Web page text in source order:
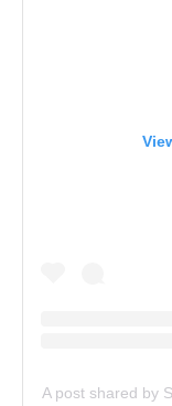
A post shared by